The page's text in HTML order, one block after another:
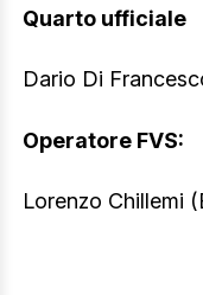
Quarto ufficiale
Dario Di
Operatore FVS:
Lorenzo Chillemi